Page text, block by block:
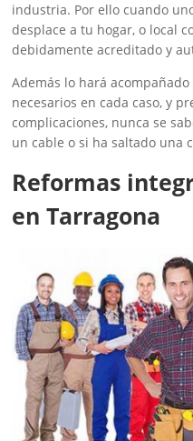
industria. Por ello cuando
desplace a tu hogar, o local
debidamente acreditado y
Además lo hará
necesarios en cada caso, y
complicaciones, nunca se
un cable o si ha saltado una
Reformas
en Tarragona